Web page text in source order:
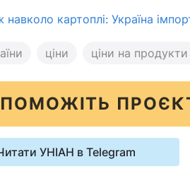
навколо картоплі: Україна
ціни ціни на продукти
УНІАН в Telegram